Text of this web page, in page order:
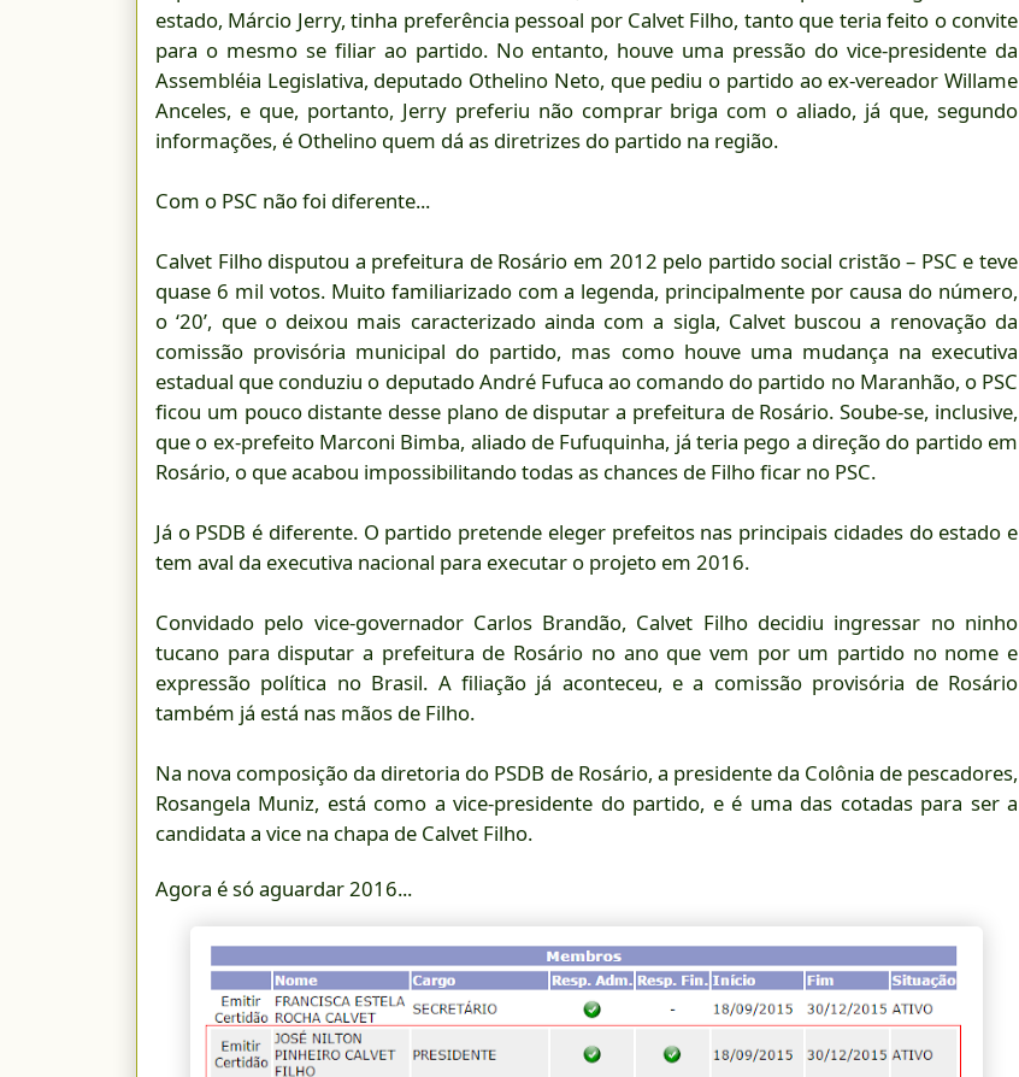
estado, Márcio Jerry, tinha preferência pessoal por Calvet Filho, tanto que teria feito o convite
para o mesmo se filiar ao partido. No entanto, houve uma pressão do vice-presidente da
Assembléia Legislativa, deputado Othelino Neto, que pediu o partido ao ex-vereador Willame
Anceles, e que, portanto, Jerry preferiu não comprar briga com o aliado, já que, segundo
informações, é Othelino quem dá as diretrizes do partido na região.
Com o PSC não foi diferente...
Calvet Filho disputou a prefeitura de Rosário em 2012 pelo partido social cristão – PSC e teve
quase 6 mil votos. Muito familiarizado com a legenda, principalmente por causa do número,
o ‘20’, que o deixou mais caracterizado ainda com a sigla, Calvet buscou a renovação da
comissão provisória municipal do partido, mas como houve uma mudança na executiva
estadual que conduziu o deputado André Fufuca ao comando do partido no Maranhão, o PSC
ficou um pouco distante desse plano de disputar a prefeitura de Rosário. Soube-se, inclusive,
que o ex-prefeito Marconi Bimba, aliado de Fufuquinha, já teria pego a direção do partido em
Rosário, o que acabou impossibilitando todas as chances de Filho ficar no PSC.
Já o PSDB é diferente. O partido pretende eleger prefeitos nas principais cidades do estado e
tem aval da executiva nacional para executar o projeto em 2016.
Convidado pelo vice-governador Carlos Brandão, Calvet Filho decidiu ingressar no ninho
tucano para disputar a prefeitura de Rosário no ano que vem por um partido no nome e
expressão política no Brasil. A filiação já aconteceu, e a comissão provisória de Rosário
também já está nas mãos de Filho.
Na nova composição da diretoria do PSDB de Rosário, a presidente da Colônia de pescadores,
Rosangela Muniz, está como a vice-presidente do partido, e é uma das cotadas para ser a
candidata a vice na chapa de Calvet Filho.
Agora é só aguardar 2016...